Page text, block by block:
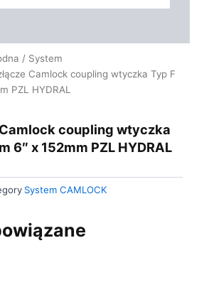
/ System
Camlock coupling wtyczka Typ F
PZL HYDRAL
coupling wtyczka
6″ x 152mm PZL HYDRAL
System CAMLOCK